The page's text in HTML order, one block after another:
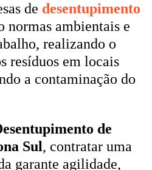
de desentupimento
normas ambientais e
realizando o
resíduos em locais
a contaminação do
de
Sul, contratar uma
garante agilidade,